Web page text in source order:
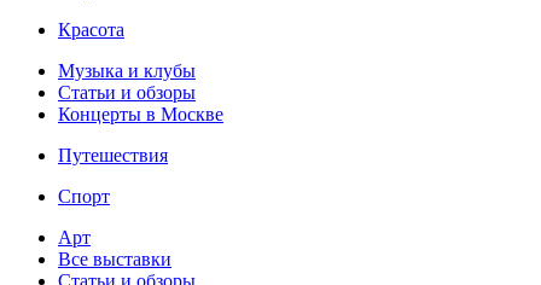
Красота
Музыка и клубы
Статьи и обзоры
Концерты в Москве
Путешествия
Спорт
Арт
Все выставки
Статьи и обзоры